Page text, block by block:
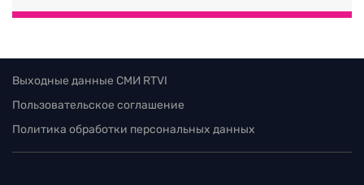
Выходные данные СМИ RTVI
Пользовательское соглашение
Политика обработки персональных данных